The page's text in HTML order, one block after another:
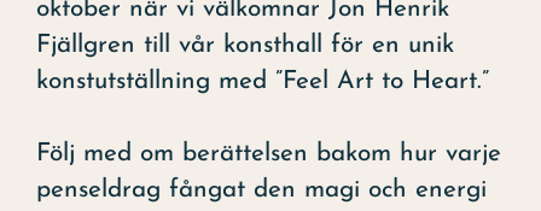
oktober när vi välkomnar Jon Henrik
Fjällgren till vår konsthall för en unik
konstutställning med ”Feel Art to Heart.”
Följ med om berättelsen bakom hur varje
penseldrag fångat den magi och energi